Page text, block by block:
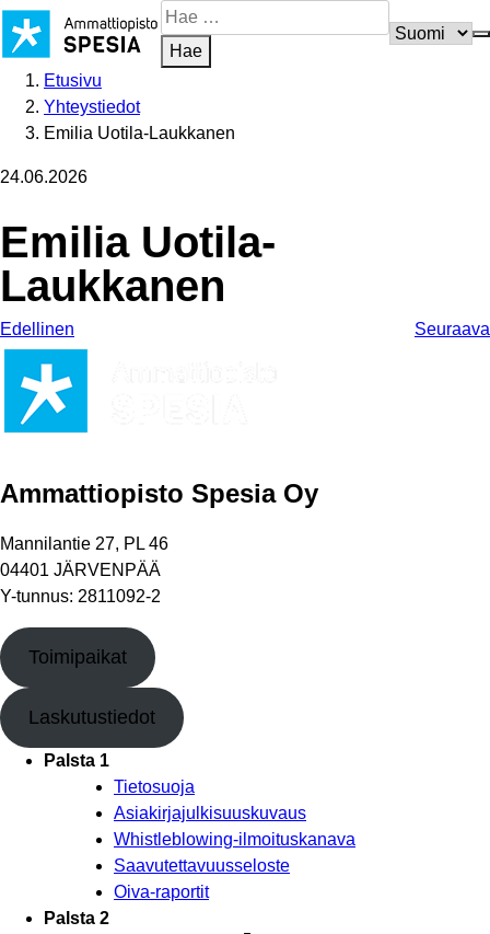
Siirry
sisältöön
Hae
sivustosta
Hae
Etusivu
Yhteystiedot
Emilia Uotila-Laukkanen
24.06.2026
Emilia Uotila-
Laukkanen
Edellinen Seuraava
Ammattiopisto Spesia Oy
Mannilantie 27, PL 46
04401 JÄRVENPÄÄ
Y-tunnus: 2811092-2
Toimipaikat
Laskutustiedot
Palsta 1
Tietosuoja
Asiakirjajulkisuuskuvaus
Whistleblowing-ilmoituskanava
Saavutettavuusseloste
Oiva-raportit
Palsta 2